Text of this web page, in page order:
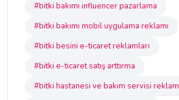
#bitki bakımı influencer pazarlama
#bitki bakımı mobil uygulama reklamı
#bitki besini e-ticaret reklamları
#bitki e-ticaret satış arttırma
#bitki hastanesi ve bakım servisi reklam